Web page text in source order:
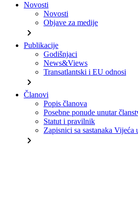
Novosti
Novosti
Objave za medije
chevron_right
Publikacije
Godišnjaci
News&Views
Transatlantski i EU odnosi
chevron_right
Članovi
Popis članova
Posebne ponude unutar
Statut i pravilnik
Zapisnici sa sastanaka Vijeća
chevron_right